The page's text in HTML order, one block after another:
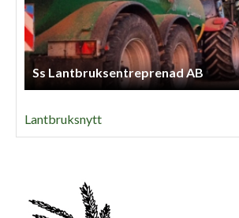
Ss Lantbruksentreprenad AB
Lantbruksnytt